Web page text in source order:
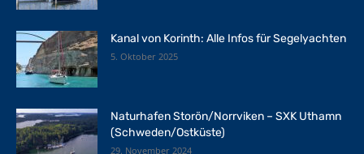
Kanal von Korinth: Alle Infos für Segelyachten
5. Oktober 2025
Naturhafen Storön/Norrviken – SXK Uthamn
(Schweden/Ostküste)
29. November 2024